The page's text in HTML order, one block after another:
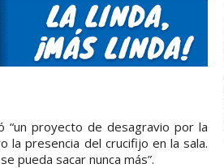
“un proyecto de desagravio por la
la presencia del crucifijo en la sala.
pueda sacar nunca más”.